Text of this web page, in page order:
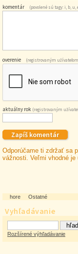
Vyhľadávanie
Rozšírené výhľadávanie
komentár (povolené sú tagy: i, b,
overenie (registrovaným
aktuálny rok (registrovaným
Odporúčame ti zdržať sa
vážnosti. Veľmi vhodné
hore Ostatné